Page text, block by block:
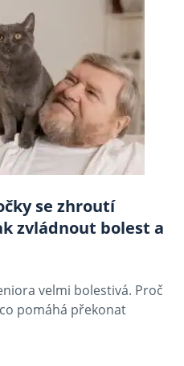
se zhroutí
zvládnout bolest a
velmi bolestivá. Proč
pomáhá překonat